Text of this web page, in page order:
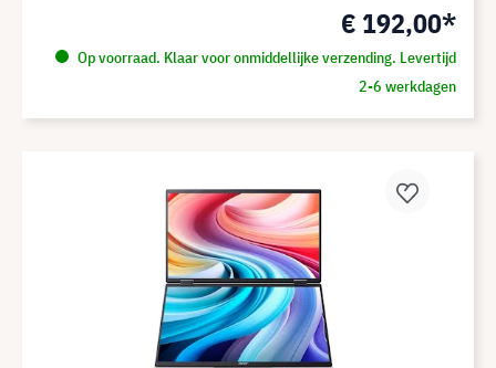
€ 192,00*
Op voorraad. Klaar voor onmiddellijke verzending. Levertijd
2-6 werkdagen